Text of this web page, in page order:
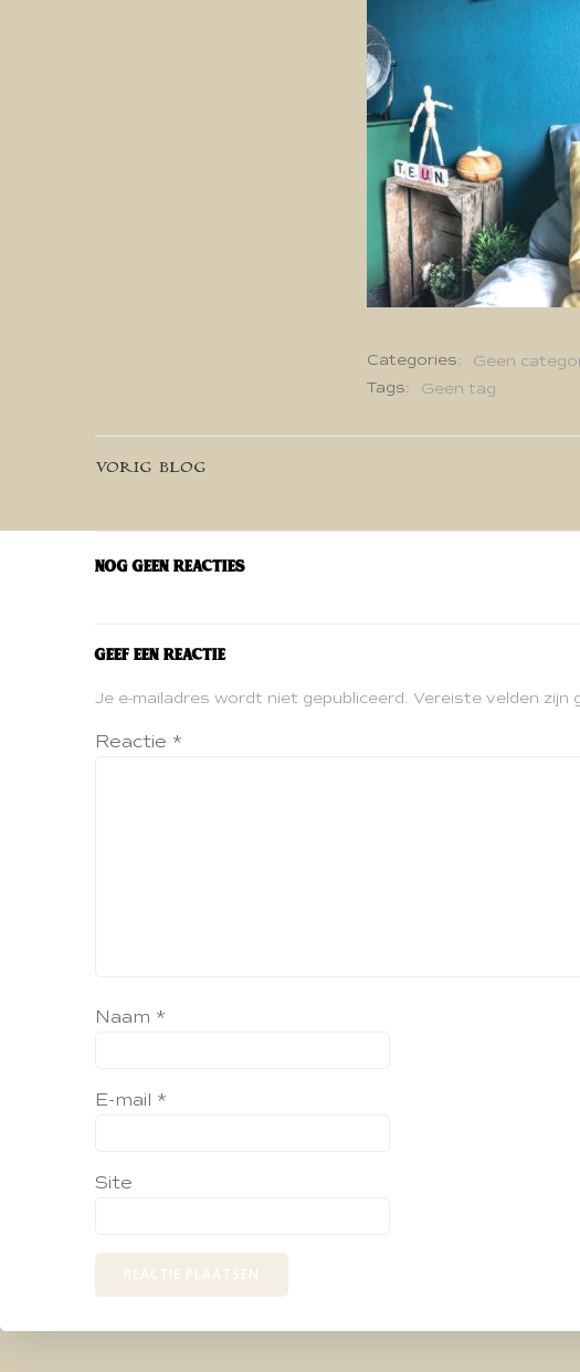
Categories:
Geen
Tags:
Geen tag
Bericht
navigatie
VORIG BLOG
Nog geen reacties
Geef een reactie
Je e-mailadres wordt niet gepubliceerd. Vereiste velden zijn
Reactie *
Naam *
E-mail *
Site